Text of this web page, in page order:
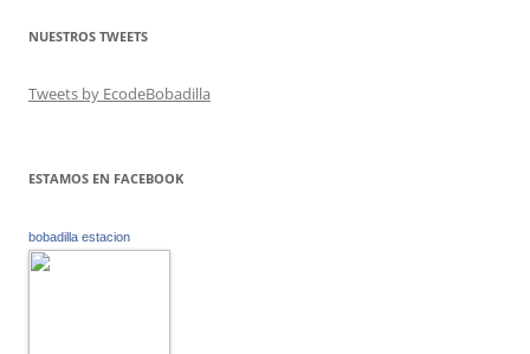
NUESTROS TWEETS
Tweets by EcodeBobadilla
ESTAMOS EN FACEBOOK
bobadilla estacion